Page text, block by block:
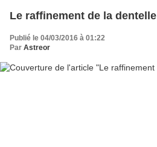
Le raffinement de la dentelle
Publié le 04/03/2016 à 01:22
Par Astreor